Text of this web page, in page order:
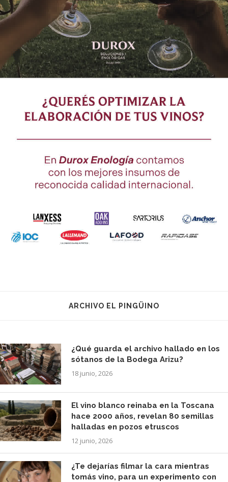
ARCHIVO EL PINGÜINO
¿Qué guarda el archivo hallado en los
sótanos de la Bodega Arizu?
18 junio, 2026
El vino blanco reinaba en la Toscana
hace 2000 años, revelan 80 semillas
halladas en pozos etruscos
12 junio, 2026
¿Te dejarías filmar la cara mientras
tomás vino, para un experimento con